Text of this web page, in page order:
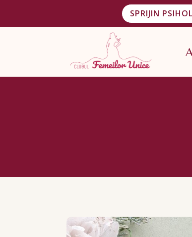
SPRIJIN